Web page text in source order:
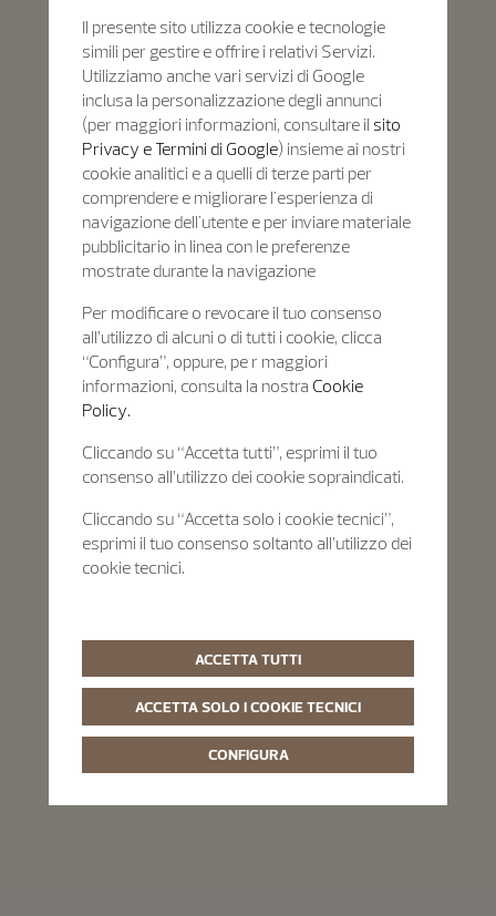
Il presente sito utilizza cookie e tecnologie
simili per gestire e offrire i relativi Servizi.
Utilizziamo anche vari servizi di Google
inclusa la personalizzazione degli annunci
(per maggiori informazioni, consultare il sito
Privacy e Termini di Google) insieme ai nostri
cookie analitici e a quelli di terze parti per
comprendere e migliorare l'esperienza di
navigazione dell'utente e per inviare materiale
pubblicitario in linea con le preferenze
mostrate durante la navigazione
Per modificare o revocare il tuo consenso
all’utilizzo di alcuni o di tutti i cookie, clicca
“Configura”, oppure, pe r maggiori
informazioni, consulta la nostra Cookie
Policy.
Cliccando su “Accetta tutti”, esprimi il tuo
consenso all’utilizzo dei cookie sopraindicati.
Cliccando su “Accetta solo i cookie tecnici”,
esprimi il tuo consenso soltanto all’utilizzo dei
cookie tecnici.
ACCETTA TUTTI
ACCETTA SOLO I COOKIE TECNICI
CONFIGURA